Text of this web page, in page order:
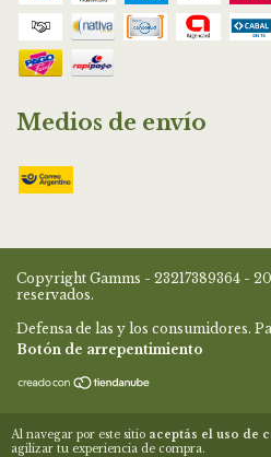
Al navegar por este sitio aceptás el uso de
agilizar tu experiencia de compra.
Medios de envío
Copyright Gamms - 23217389364 -
reservados.
Defensa de las y los consumidores.
Botón de arrepentimiento